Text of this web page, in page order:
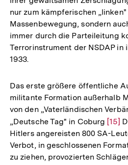
nur zum kämpferischen
Massenbewegung, sondern
immer durch die Parteileitung
Terrorinstrument der NSDAP in
1933.
Das erste größere öffentliche
militante Formation außerhalb
von den „Vaterländischen
„Deutsche Tag" in Coburg Zur
der
[15]
Hitlers angereisten 800 SA-
Verbot, in geschlossenen
zu ziehen, provozierten